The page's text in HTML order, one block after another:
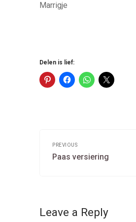
Marrigje
Delen is lief:
navigation
PREVIOUS
Previous
Paas versiering
Leave a Reply